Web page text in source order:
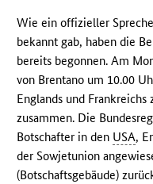
Wie ein offizieller
bekannt gab, haben die
bereits begonnen. Am
von Brentano um 10.00
Englands und
zusammen. Die
Botschafter in den USA,
der Sowjetunion
(Botschaftsgebäude)